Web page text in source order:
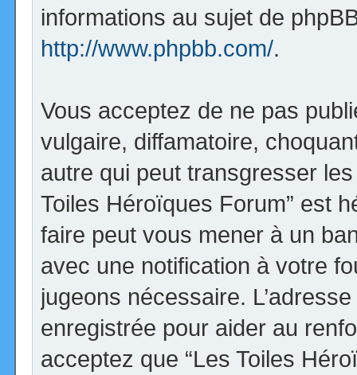
informations au sujet de
http://www.phpbb.com/.
Vous acceptez de ne pas
vulgaire, diffamatoire,
autre qui peut transgresser
Toiles Héroïques Forum” est
faire peut vous mener à un
avec une notification à votre
jugeons nécessaire.
enregistrée pour aider au
acceptez que “Les Toiles